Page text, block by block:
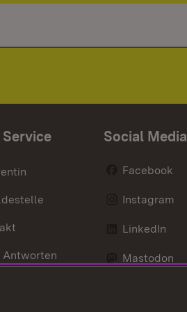
Service
Antworten
Social Media
Facebook
Instagram
LinkedIn
Mastodon